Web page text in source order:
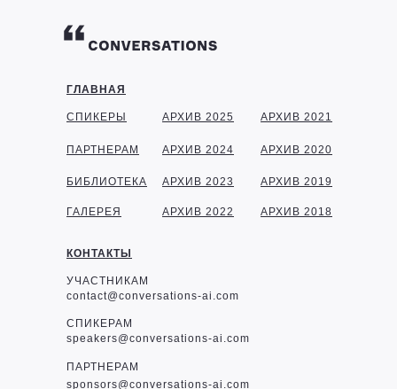
ГЛАВНАЯ
КОНТАКТЫ
СПИКЕРЫ
ПАРТНЕРАМ
БИБЛИОТЕКА
УЧАСТНИКАМ
contact@conversations-ai.com
СПИКЕРАМ
speakers@conversations-ai.com
ПАРТНЕРАМ
sponsors@conversations-ai.com
ГАЛЕРЕЯ
АРХИВ 2025
АРХИВ 2024
АРХИВ 2023
АРХИВ 2022
АРХИВ 2021
АРХИВ 2020
АРХИВ 2019
АРХИВ 2018